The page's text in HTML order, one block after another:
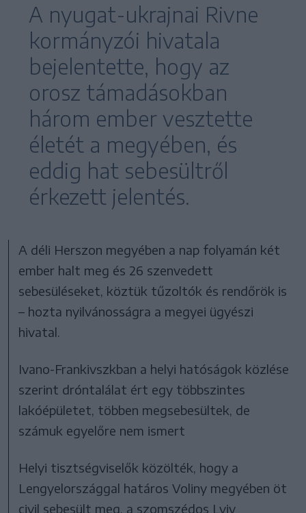
A nyugat-ukrajnai Rivne
kormányzói hivatala
bejelentette, hogy az
orosz támadásokban
három ember vesztette
életét a megyében, és
eddig hat sebesültről
érkezett jelentés.
A déli Herszon megyében a nap folyamán két
ember halt meg és 26 szenvedett
sebesüléseket, köztük tűzoltók és rendőrök is
– hozta nyilvánosságra a megyei ügyészi
hivatal.
Ivano-Frankivszkban a helyi hatóságok közlése
szerint dróntalálat ért egy többszintes
lakóépületet, többen megsebesültek, de
számuk egyelőre nem ismert
Helyi tisztségviselők közölték, hogy a
Lengyelországgal határos Voliny megyében öt
civil sebesült meg, a szomszédos Lviv